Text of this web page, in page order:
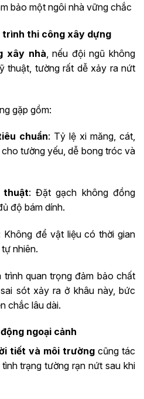
bảo một ngôi nhà vững chắc
trình thi công xây dựng
xây nhà , nếu đội ngũ không
thuật, tường rất dễ xảy ra nứt
gặp gồm:
chuẩn: Tỷ lệ xi măng, cát,
tường yếu, dễ bong tróc và
thuật: Đặt gạch không đồng
độ bám dính.
Không để vật liệu có thời gian
nhiên.
trình quan trọng đảm bảo chất
sót xảy ra ở khâu này, bức
chắc lâu dài.
ngoại cảnh
tiết và môi trường cũng tác
trạng tường rạn nứt sau khi